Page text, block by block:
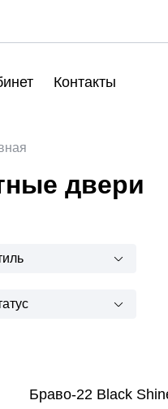
Контакты
двери
Браво-22 Black